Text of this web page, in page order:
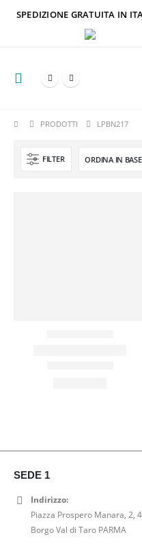
SPEDIZIONE GRATUITA IN
PRODOTTI LPBN217
FILTER
SEDE 1
Indirizzo:
Piazza Prospero Manara, 2,
Borgo Val di Taro PARMA